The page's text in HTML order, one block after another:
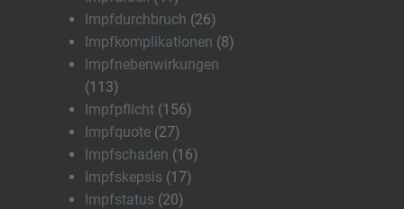
Impfdurchbruch (26)
Impfkomplikationen (8)
Impfnebenwirkungen
(113)
Impfpflicht (156)
Impfquote (27)
Impfschaden (16)
Impfskepsis (17)
Impfstatus (20)